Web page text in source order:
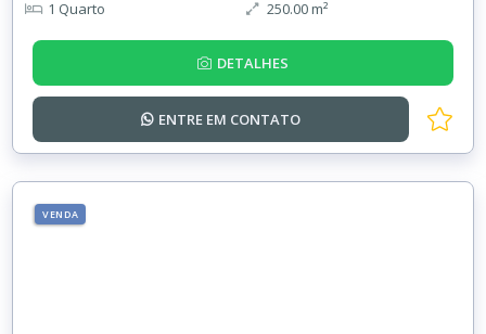
1 Quarto 250.00 m²
DETALHES
ENTRE EM CONTATO
VENDA